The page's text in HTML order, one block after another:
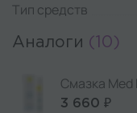
Тип средств
Аналоги (10)
Смазка
3 660 ₽